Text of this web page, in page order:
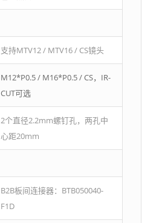
支持MTV12 / MTV16 / CS镜头
M12*P0.5 / M16*P0.5 / CS，IR-
CUT可选
2个直径2.2mm螺钉孔，两孔中
心距20mm
B2B板间连接器：BTB050040-
F1D